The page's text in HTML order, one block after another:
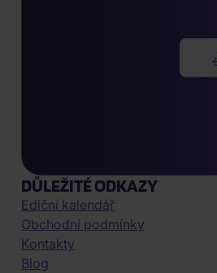
DŮLEŽITÉ ODKAZY
Ediční kalendář
Obchodní podmínky
Kontakty
Blog